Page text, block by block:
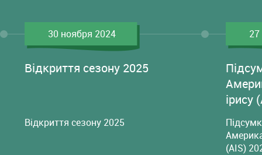
30 ноября 2024
Відкриття сезону 2025
Відкриття сезону 2025
ірису
(AIS)